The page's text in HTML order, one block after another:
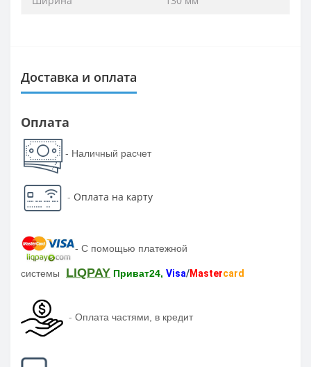
Доставка и оплата
Оплата
- Наличный расчет
- Оплата на карту
- С помощью платежной
системы LIQPAY Приват24, Visa/Mastercard
- Оплата частями, в кредит